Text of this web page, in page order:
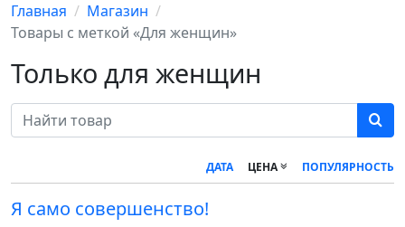
Главная
Магазин
Товары с меткой «Для женщин»
Только для женщин
ДАТА ЦЕНА ПОПУЛЯРНОСТЬ
Я само совершенство!